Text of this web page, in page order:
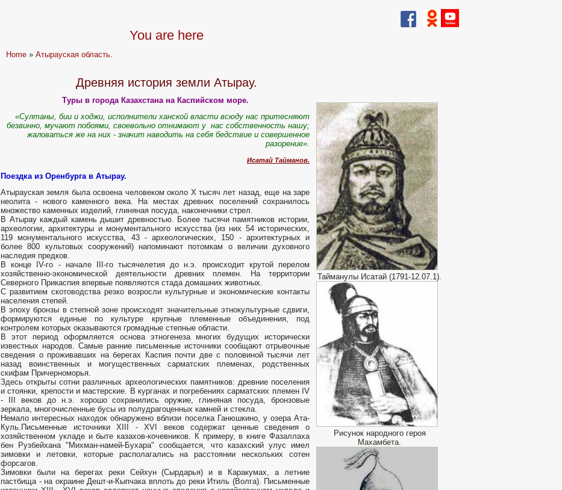
You are here
Home »Атырауская область.
Древняя история земли Атырау.
Тайманулы Исатай (1791-12.07.1).
Рисунок народного героя
Махамбета.
Туры в города Казахстана на Каспийском море.
«Султаны, бии и ходжи, исполнители ханской власти всюду нас притесняют
безвинно, мучают побоями, своевольно отнимают у нас собственность нашу;
жаловаться же на них - значит наводить на себя бедствие и совершенное
разорение».
Исатай Тайманов.
​Поездка из Оренбурга в Атырау.
Атырауская земля была освоена человеком около X тысяч лет назад, еще на заре
неолита - нового каменного века. На местах древних поселений сохранилось
множество каменных изделий, глиняная посуда, наконечники стрел.
В Атырау каждый камень дышит древностью. Более тысячи памятников истории,
археологии, архитектуры и монументального искусства (из них 54 исторических,
119 монументального искусства, 43 - археологических, 150 - архитектурных и
более 800 культовых сооружений) напоминают потомкам о величии духовного
наследия предков.
В конце IV-го - начале III-го тысячелетия до н.э. происходит крутой перелом
хозяйственно-экономической деятельности древних племен. На территории
Северного Прикаспия впервые появляются стада домашних животных.
С развитием скотоводства резко возросли культурные и экономические контакты
населения степей.
В эпоху бронзы в степной зоне происходят значительные этнокультурные сдвиги,
формируются единые по культуре крупные племенные объединения, под
контролем которых оказываются громадные степные области.
В этот период оформляется основа этногенеза многих будущих исторически
известных народов. Самые ранние письменные источники сообщают отрывочные
сведения о проживавших на берегах Каспия почти две с половиной тысячи лет
назад воинственных и могущественных сарматских племенах, родственных
скифам Причерноморья.
Здесь открыты сотни различных археологических памятников: древние поселения
и стоянки, крепости и мастерские. В курганах и погребениях сарматских племен IV
- III веков до н.э. хорошо сохранились оружие, глиняная посуда, бронзовые
зеркала, многочисленные бусы из полудрагоценных камней и стекла.
Немало интересных находок обнаружено вблизи поселка Ганюшкино, у озера Ата-
Куль.Письменные источники XIII - XVI веков содержат ценные сведения о
хозяйственном укладе и быте казахов-кочевников. К примеру, в книге Фазаллаха
бен Рузбейхана "Михман-намей-Бухара" сообщается, что казахский улус имел
зимовки и летовки, которые располагались на расстоянии нескольких сотен
форсагов.
Зимовки были на берегах реки Сейхун (Сырдарья) и в Каракумах, а летние
пастбища - на окраине Дешт-и-Кыпчака вплоть до реки Итиль (Волга). Письменные